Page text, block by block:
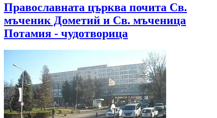
Православната църква почита Св.
мъченик Дометий и Св. мъченица
Потамия - чудотворица